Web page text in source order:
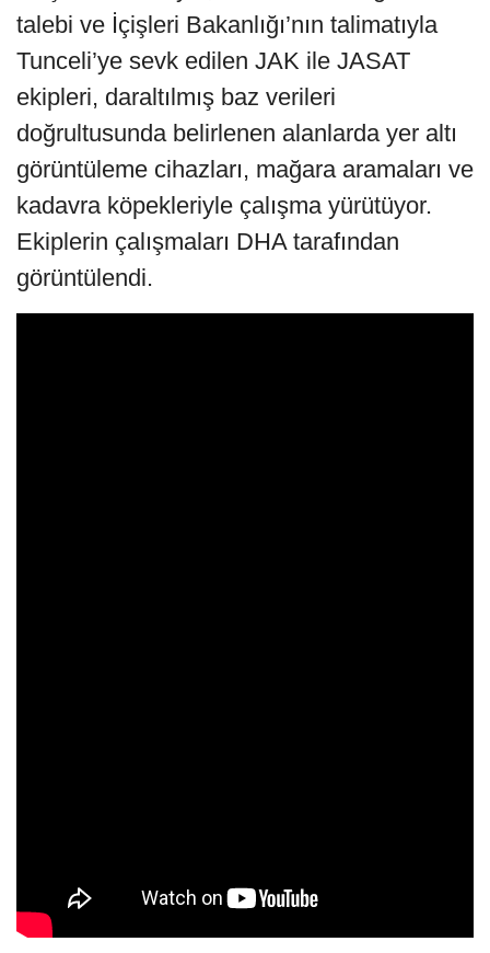
talebi ve İçişleri Bakanlığı’nın talimatıyla
Tunceli’ye sevk edilen JAK ile JASAT
ekipleri, daraltılmış baz verileri
doğrultusunda belirlenen alanlarda yer altı
görüntüleme cihazları, mağara aramaları ve
kadavra köpekleriyle çalışma yürütüyor.
Ekiplerin çalışmaları DHA tarafından
görüntülendi.